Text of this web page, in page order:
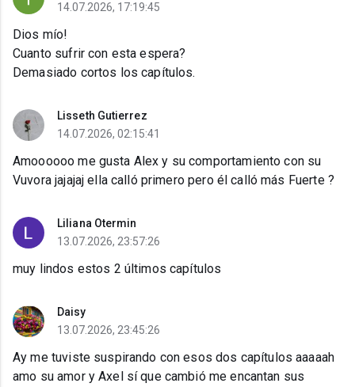
14.07.2026, 17:19:45
Dios mío!
Cuanto sufrir con esta espera?
Demasiado cortos los capítulos.
Lisseth Gutierrez
14.07.2026, 02:15:41
Amoooooo me gusta Alex y su comportamiento con su
Vuvora jajajaj ella calló primero pero él calló más Fuerte ?
Liliana Otermin
13.07.2026, 23:57:26
muy lindos estos 2 últimos capítulos
Daisy
13.07.2026, 23:45:26
Ay me tuviste suspirando con esos dos capítulos aaaaah
amo su amor y Axel sí que cambió me encantan sus